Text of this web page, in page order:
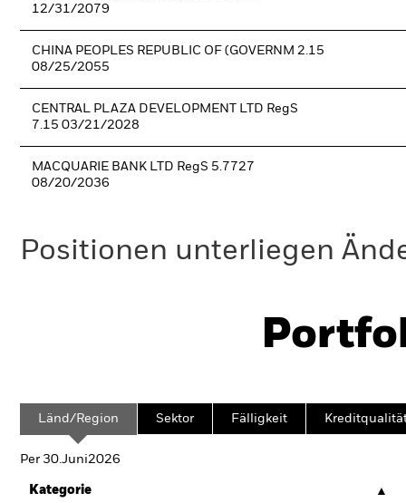
12/31/2079
CHINA PEOPLES REPUBLIC OF (GOVERNM 2.15
08/25/2055
CENTRAL PLAZA DEVELOPMENT LTD RegS
7.15 03/21/2028
MACQUARIE BANK LTD RegS 5.7727
08/20/2036
Positionen unterliegen
Länd/Region Sektor Fälligkeit
Per 30.Juni2026
Kategorie